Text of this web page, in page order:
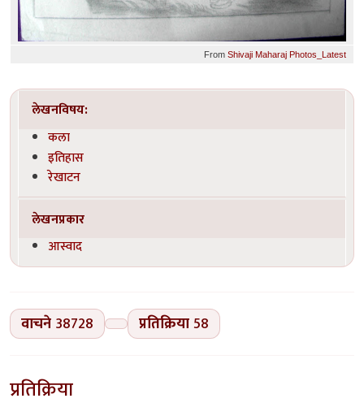
From Shivaji Maharaj Photos_Latest
लेखनविषय:
कला
इतिहास
रेखाटन
लेखनप्रकार
आस्वाद
वाचने 38728 प्रतिक्रिया58
प्रतिक्रिया